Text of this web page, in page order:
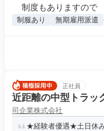
制度もありますので
制服あり 無期雇用派遣
正社員
近距離の中型トラッ
司企業株式会社
★経験者優遇★土日休